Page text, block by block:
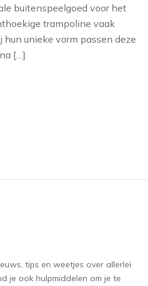
buitenspeelgoed voor het
trampoline vaak
unieke vorm passen deze
[…]
tips en weetjes over allerlei
je ook hulpmiddelen om je te